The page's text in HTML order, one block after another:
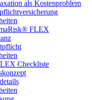
als Kostenproblem
FLEX
Checkliste